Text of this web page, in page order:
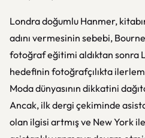
Londra doğumlu Hanmer,
adını vermesinin sebebi,
fotoğraf eğitimi aldıktan sonra
hedefinin fotoğrafçılıkta
Moda dünyasının dikkatini
Ancak, ilk dergi çekiminde
olan ilgisi artmış ve New York